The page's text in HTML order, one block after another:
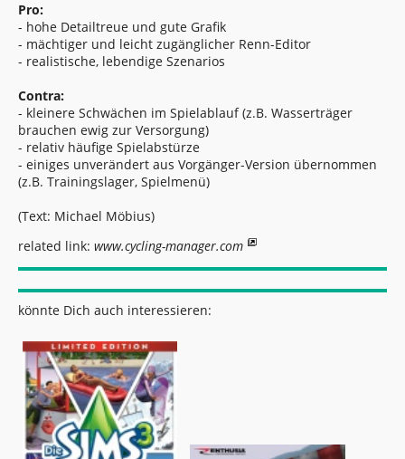
Pro:
- hohe Detailtreue und gute Grafik
- mächtiger und leicht zugänglicher Renn-Editor
- realistische, lebendige Szenarios
Contra:
- kleinere Schwächen im Spielablauf (z.B. Wasserträger
brauchen ewig zur Versorgung)
- relativ häufige Spielabstürze
- einiges unverändert aus Vorgänger-Version übernommen
(z.B. Trainingslager, Spielmenü)
(Text: Michael Möbius)
related link: www.cycling-manager.com
könnte Dich auch interessieren: